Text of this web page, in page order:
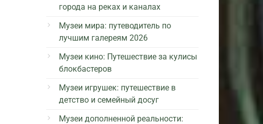
города на реках и каналах
Музеи мира: путеводитель по
лучшим галереям 2026
Музеи кино: Путешествие за кулисы
блокбастеров
Музеи игрушек: путешествие в
детство и семейный досуг
Музеи дополненной реальности: